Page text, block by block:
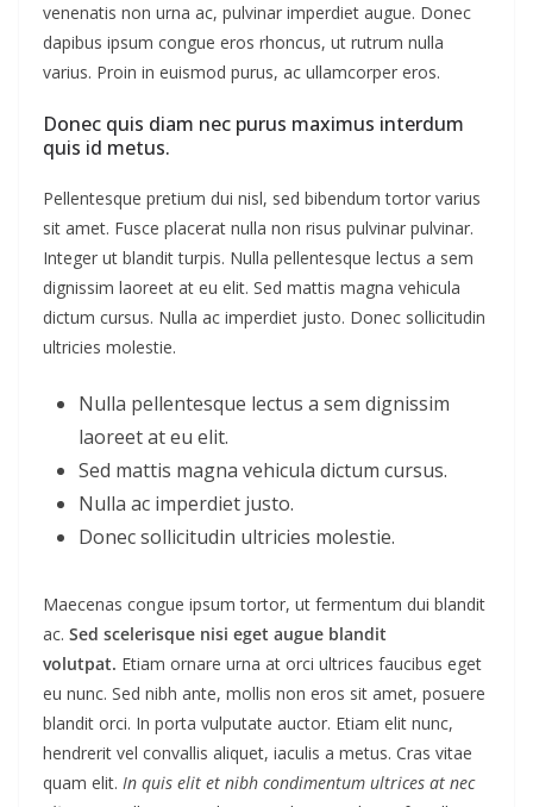
venenatis non urna ac, pulvinar imperdiet augue. Donec
dapibus ipsum congue eros rhoncus, ut rutrum nulla
varius. Proin in euismod purus, ac ullamcorper eros.
Donec quis diam nec purus maximus interdum
quis id metus.
Pellentesque pretium dui nisl, sed bibendum tortor varius
sit amet. Fusce placerat nulla non risus pulvinar pulvinar.
Integer ut blandit turpis. Nulla pellentesque lectus a sem
dignissim laoreet at eu elit. Sed mattis magna vehicula
dictum cursus. Nulla ac imperdiet justo. Donec sollicitudin
ultricies molestie.
Nulla pellentesque lectus a sem dignissim
laoreet at eu elit.
Sed mattis magna vehicula dictum cursus.
Nulla ac imperdiet justo.
Donec sollicitudin ultricies molestie.
Maecenas congue ipsum tortor, ut fermentum dui blandit
ac. Sed scelerisque nisi eget augue blandit
volutpat. Etiam ornare urna at orci ultrices faucibus eget
eu nunc. Sed nibh ante, mollis non eros sit amet, posuere
blandit orci. In porta vulputate auctor. Etiam elit nunc,
hendrerit vel convallis aliquet, iaculis a metus. Cras vitae
quam elit. In quis elit et nibh condimentum ultrices at nec